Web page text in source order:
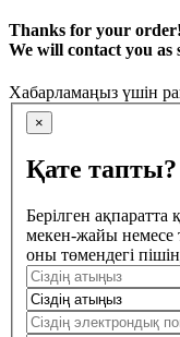
Thanks for your order!
We will contact you as
Хабарламаңыз үшін
×
Қате тапты?
Берілген ақпаратта
мекен-жайы немесе
оны төмендегі